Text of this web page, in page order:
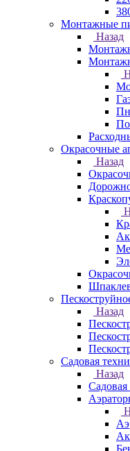
Монтажные
Назад
Окрасочные
Назад
Назад
Садовая
Назад
Садовая